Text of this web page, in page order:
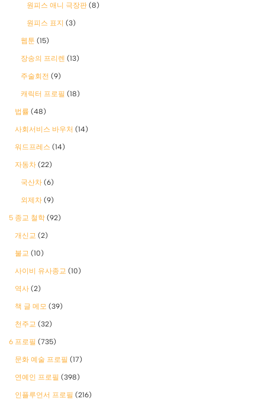
원피스 애니 극장판 (8)
원피스 표지 (3)
웹툰 (15)
장송의 프리렌 (13)
주술회전 (9)
캐릭터 프로필 (18)
법률 (48)
사회서비스 바우처 (14)
워드프레스 (14)
자동차 (22)
국산차 (6)
외제차 (9)
5 종교 철학 (92)
개신교 (2)
불교 (10)
사이비 유사종교 (10)
역사 (2)
책 글 메모 (39)
천주교 (32)
6 프로필 (735)
문화 예술 프로필 (17)
연예인 프로필 (398)
인플루언서 프로필 (216)